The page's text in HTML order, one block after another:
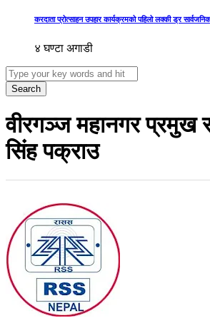
करदाता प्रोत्साहन उपहार कार्यक्रमको पहिलो लक्की ड्र
४ घण्टा अगाडी
Search
वीरगञ्ज महानगर प्रमुख
सिंह पक्राउ